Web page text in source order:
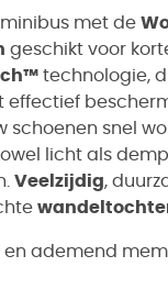
met de
geschikt voor
technologie,
effectief
schoenen snel
licht als
Veelzijdig,
ademend